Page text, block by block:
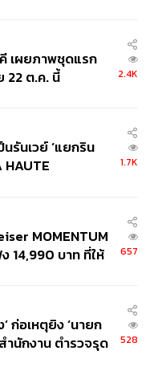
เผยภาพชุดแรก
22 ต.ค. นี้
2.4K
รันเวย์ ‘แยกริน
HAUTE
1.7K
MOMENTUM
14,990 บาท ที่ให้
657
ก่อเหตุยิง ‘นายก
ำนักงาน ตำรวจรุด
528